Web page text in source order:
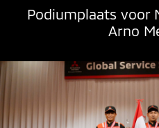
Podiumplaats voor
Arno